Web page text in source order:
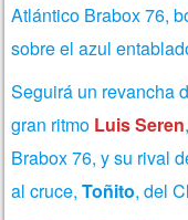
Atlántico Brabox 76,
sobre el azul
Seguirá un revancha
gran ritmo Luis Seren
Brabox 76, y su rival
al cruce,Toñito, del